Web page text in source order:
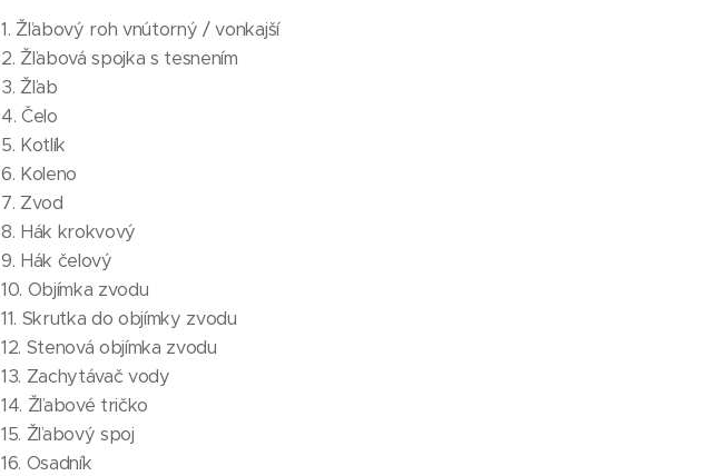
1. Žľabový roh vnútorný / vonkajší
2. Žľabová spojka s tesnením
3. Žľab
4. Čelo
5. Kotlík
6. Koleno
7. Zvod
8. Hák krokvový
9. Hák čelový
10. Objímka zvodu
11. Skrutka do objímky zvodu
12. Stenová objímka zvodu
13. Zachytávač vody
14. Žľabové tričko
15. Žľabový spoj
16. Osadník